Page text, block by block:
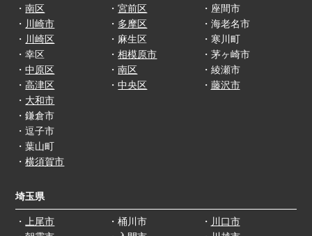
・南区
・ 川崎市
・ 川崎区
・幸区
・中原区
・高津区
・宮前区
・ 多摩区
・麻生区
・相模原市
・南区
・中央区
・座間市
・海老名市
・寒川町
・茅ヶ崎市
・綾瀬市
・ 藤沢市
・ 大和市
・鎌倉市
・逗子市
・葉山町
・横須賀市
埼玉県
・上尾市
・桶川市
・ 川口市